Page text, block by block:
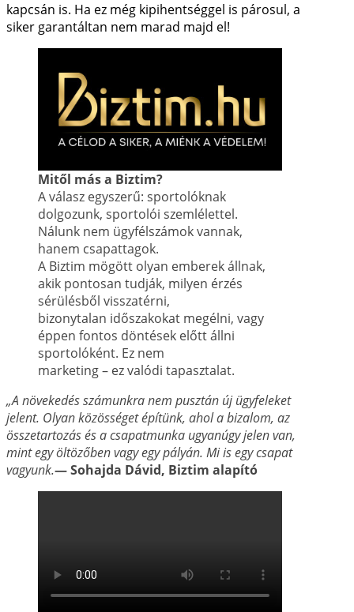
kapcsán is. Ha ez még kipihentséggel is párosul, a
siker garantáltan nem marad majd el!
Mitől más a Biztim?
A válasz egyszerű: sportolóknak
dolgozunk, sportolói szemlélettel.
Nálunk nem ügyfélszámok vannak,
hanem csapattagok.
A Biztim mögött olyan emberek állnak,
akik pontosan tudják, milyen érzés
sérülésből visszatérni,
bizonytalan időszakokat megélni, vagy
éppen fontos döntések előtt állni
sportolóként. Ez nem
marketing – ez valódi tapasztalat.
„A növekedés számunkra nem pusztán új ügyfeleket
jelent. Olyan közösséget építünk, ahol abizalom, az
összetartozás és a csapatmunka ugyanúgy jelen van,
mint egy öltözőben vagyegy pályán. Mi is egy csapat
vagyunk.— Sohajda Dávid, Biztim alapító